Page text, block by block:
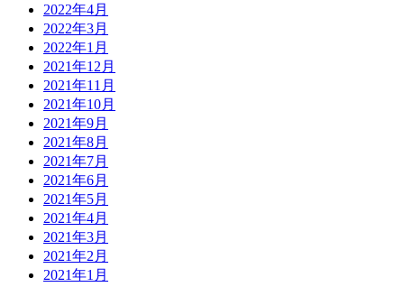
2022年4月
2022年3月
2022年1月
2021年12月
2021年11月
2021年10月
2021年9月
2021年8月
2021年7月
2021年6月
2021年5月
2021年4月
2021年3月
2021年2月
2021年1月